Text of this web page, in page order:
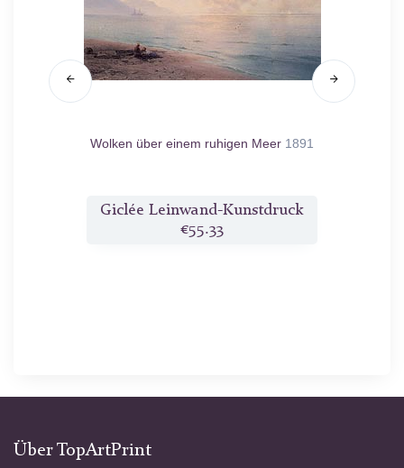
Wolken über einem ruhigen Meer 1891
Giclée Leinwand-Kunstdruck
€55.33
Über TopArtPrint